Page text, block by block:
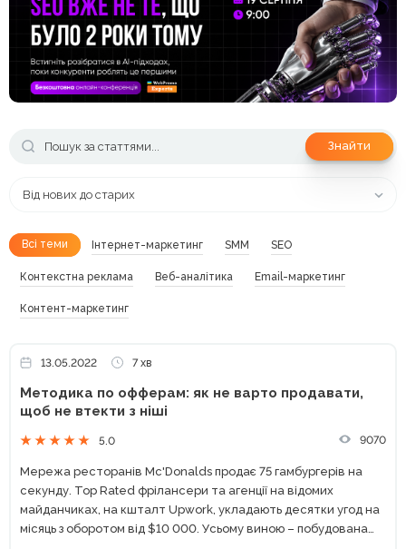
Знайти
Від нових до старих
Всі теми Інтернет-маркетинг SMM SEO
Контекстна реклама Веб-аналітика Email-маркетинг
Контент-маркетинг
13.05.2022 7 хв
Методика по офферам: як не варто продавати,
щоб не втекти з ніші
5.0 9070
Мережа ресторанів Mc'Donalds продає 75 гамбургерів на
секунду. Top Rated фрілансери та агенції на відомих
майданчиках, на кшталт Upwork, укладають десятки угод на
місяць з оборотом від $10 000. Усьому виною – побудована